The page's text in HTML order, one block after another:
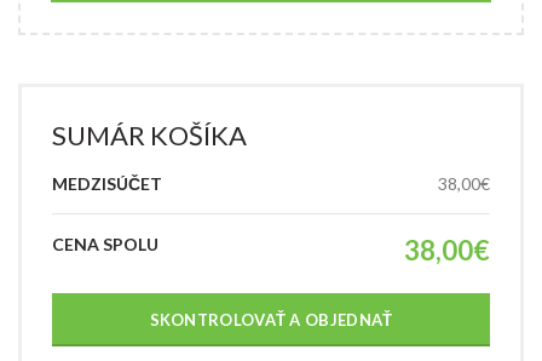
SUMÁR KOŠÍKA
38,00€
38,00€
SKONTROLOVAŤ A OBJEDNAŤ